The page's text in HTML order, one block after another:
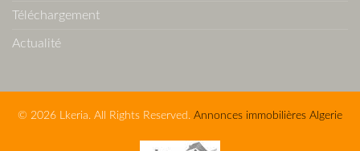
Téléchargement
Actualité
© 2026 Lkeria. All Rights Reserved. Annonces immobilières Algerie